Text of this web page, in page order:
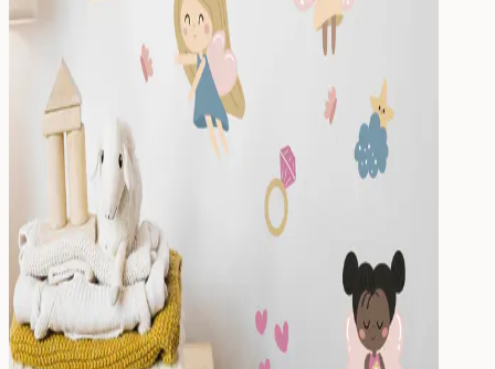
Essen & Trinken
Kinderflasche
Ersatzteile
Kinderzimmer